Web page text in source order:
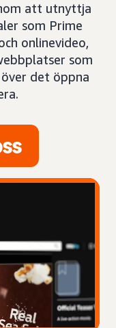
att utnyttja
som Prime
onlinevideo,
som
det öppna